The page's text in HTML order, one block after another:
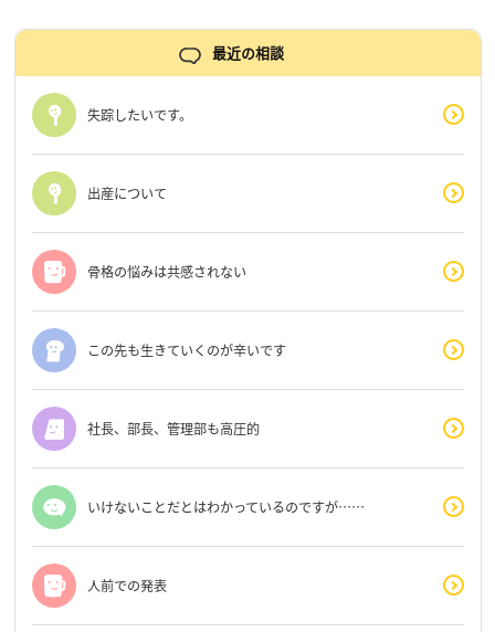
最近の相談
失踪したいです。
出産について
骨格の悩みは共感されない
この先も生きていくのが辛いです
社長、部長、管理部も高圧的
いけないことだとはわかっているのですが……
人前での発表